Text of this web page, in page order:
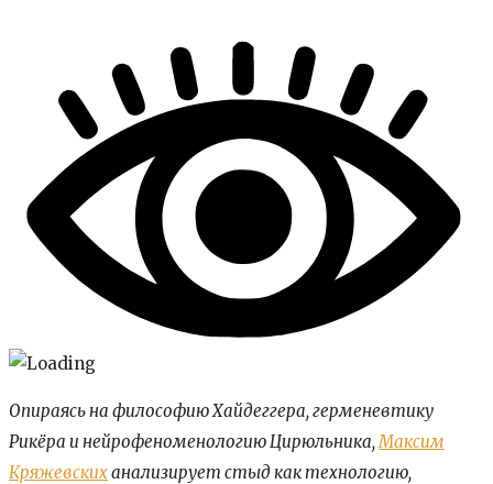
Опираясь на философию Хайдеггера, герменевтику
Рикёра и нейрофеноменологию Цирюльника,Максим
Кряжевскиханализирует стыд как технологию,